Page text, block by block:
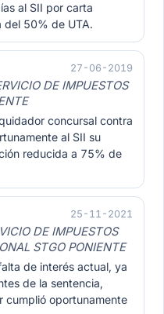
al SII por carta
50% de UTA.
27-06-2019
DE IMPUESTOS
concursal contra
al SII su
reducida a 75% de
25-11-2021
DE IMPUESTOS
STGO PONIENTE
de interés actual, ya
de la sentencia,
cumplió oportunamente